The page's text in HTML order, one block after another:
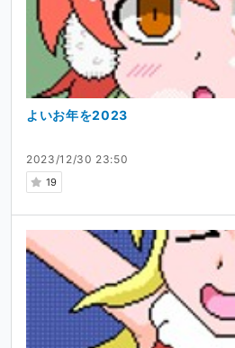
2023/12/30 23:50
19
よいお年を2023